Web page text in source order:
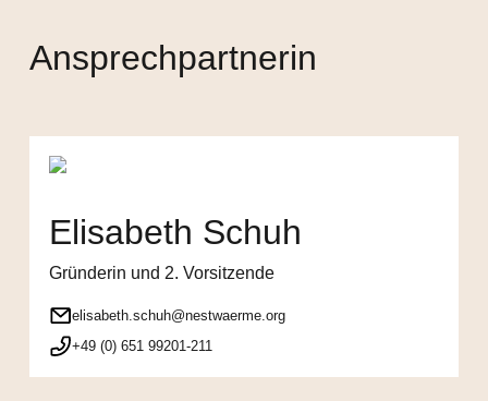
Ansprechpartnerin
Elisabeth Schuh
Gründerin und 2. Vorsitzende
elisabeth.schuh@nestwaerme.org
+49 (0) 651 99201-211